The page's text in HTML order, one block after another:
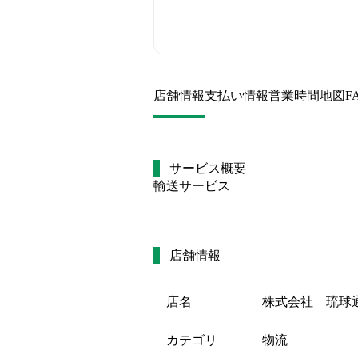
店舗情報支払い情報営業時間地図
サービス概要
輸送サービス
店舗情報
店名 株式会社 琉球
カテゴリ 物流